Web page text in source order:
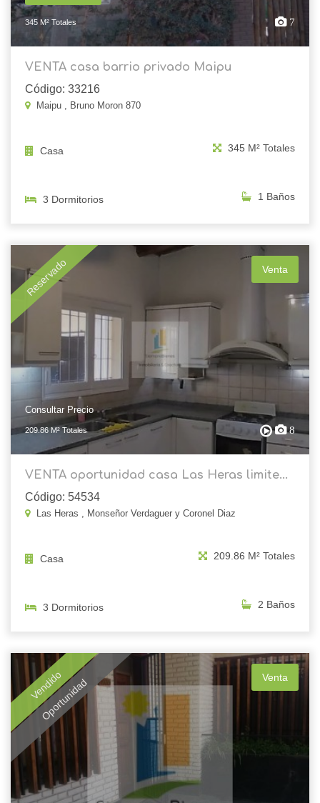
345 M² Totales 7
VENTA casa barrio privado Maipu
Código: 33216
Maipu , Bruno Moron 870
Casa 345 M² Totales
3 Dormitorios 1 Baños
Reservado Venta
Consultar Precio
209.86 M² Totales 8
VENTA oportunidad casa Las Heras limite...
Código: 54534
Las Heras , Monseñor Verdaguer y Coronel Diaz
Casa 209.86 M² Totales
3 Dormitorios 2 Baños
Vendido
Oportunidad Venta